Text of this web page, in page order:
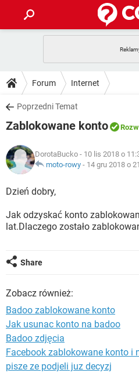
GRY
SPOTIFY
INSTAGRAM
WINDOWS 10
PORADY
PlayStation
INSTAGRAM
WINDOWS 10
DO POBRANIA
ANDROID
GRY
IOS
INSTAGRAM
COVID-19
GRY
SPOTIFY
INSTAGRAM
ARTYKUŁY
COVID-19
SPOTIFY
WINDOWS 10
Forum Internet
Poprzedni Temat
Zablokowane konto
DorotaBucko - 10 lis 2018 o
moto-rowy - 14 gru 2018 o
Dzień dobry,
Jak odzyskać konto
lat.Dlaczego zostało
Share
Zobacz również:
Badoo zablokowane konto
Jak usunac konto na badoo
Badoo zdjęcia
Facebook zablokowane konto i
pisze ze podjeli juz decyzj